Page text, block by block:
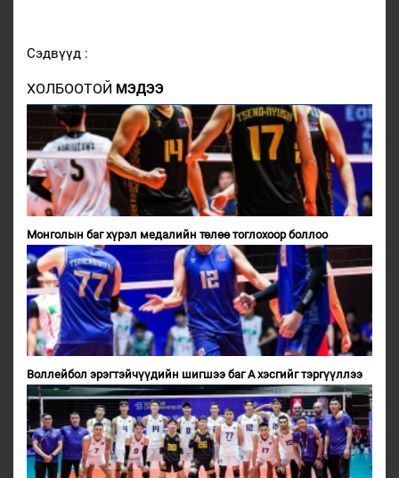
Сэдвүүд :
ХОЛБООТОЙ МЭДЭЭ
Монголын баг хүрэл медалийн төлөө тоглохоор боллоо
Воллейбол эрэгтэйчүүдийн шигшээ баг А хэсгийг тэргүүллээ